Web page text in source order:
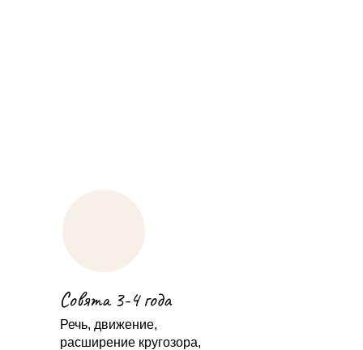
Совята 3-4 года
Речь, движение,
расширение кругозора,